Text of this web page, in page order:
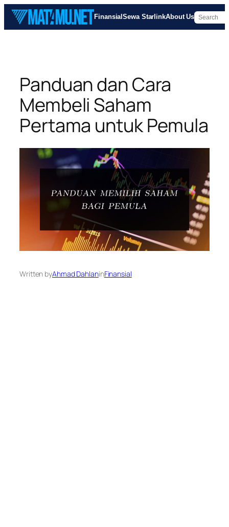
Skip
content
FinansialSewa StarlinkAbout Us
Panduan dan Cara
Membeli Saham
Pertama untuk Pemula
Written byAhmad DahlaninFinansial